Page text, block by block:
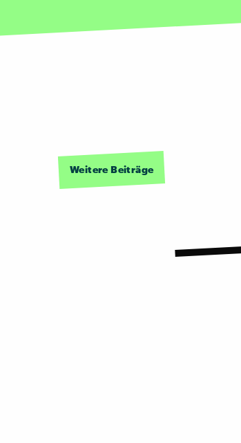
Weitere Beiträge